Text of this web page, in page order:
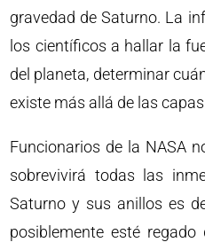
gravedad de Saturno. La
los científicos a hallar la
del planeta, determinar
existe más allá de las
Funcionarios de la NASA
sobrevivirá todas las
Saturno y sus anillos es
posiblemente esté